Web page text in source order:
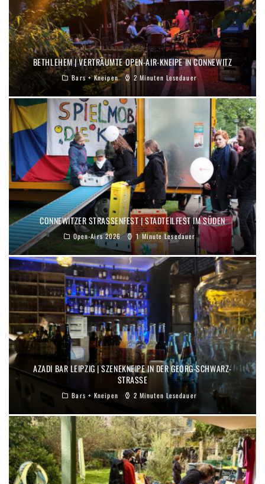
BETHLEHEM | VERTRÄUMTE OPEN-AIR-KNEIPE IN CONNEWITZ
Bars + Kneipen 2 Minuten Lesedauer
CONNEWITZER STRASSENFEST | STADTEILFEST IM SÜDEN
Open-Airs 2026 1 Minute Lesedauer
AZADI BAR LEIPZIG | SZENEKNEIPE IN DER GEORG-SCHWARZ-
STRASSE
Bars + Kneipen 2 Minuten Lesedauer